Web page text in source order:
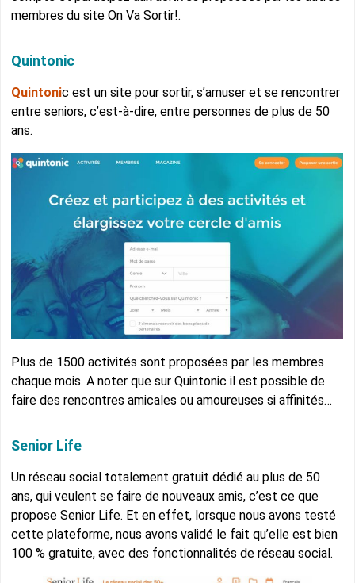
membres du site On Va Sortir!.
Quintonic
Quintonic est un site pour sortir, s’amuser et se rencontrer
entre seniors, c’est-à-dire, entre personnes de plus de 50
ans.
Plus de 1500 activités sont proposées par les membres
chaque mois. A noter que sur Quintonic il est possible de
faire des rencontres amicales ou amoureuses si affinités…
Senior Life
Un réseau social totalement gratuit dédié au plus de 50
ans, qui veulent se faire de nouveaux amis, c’est ce que
propose Senior Life. Et en effet, lorsque nous avons testé
cette plateforme, nous avons validé le fait qu’elle est bien
100 % gratuite, avec des fonctionnalités de réseau social.